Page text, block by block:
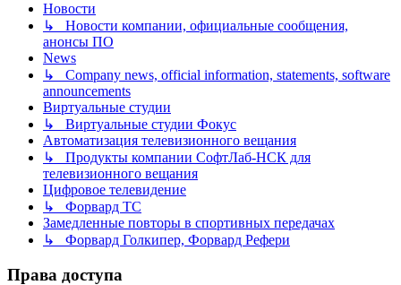
Новости
↳ Новости компании, официальные сообщения,
анонсы ПО
News
↳ Company news, official information, statements, software
announcements
Виртуальные студии
↳ Виртуальные студии Фокус
Автоматизация телевизионного вещания
↳ Продукты компании СофтЛаб-НСК для
телевизионного вещания
Цифровое телевидение
↳ Форвард ТС
Замедленные повторы в спортивных передачах
↳ Форвард Голкипер, Форвард Рефери
Права доступа